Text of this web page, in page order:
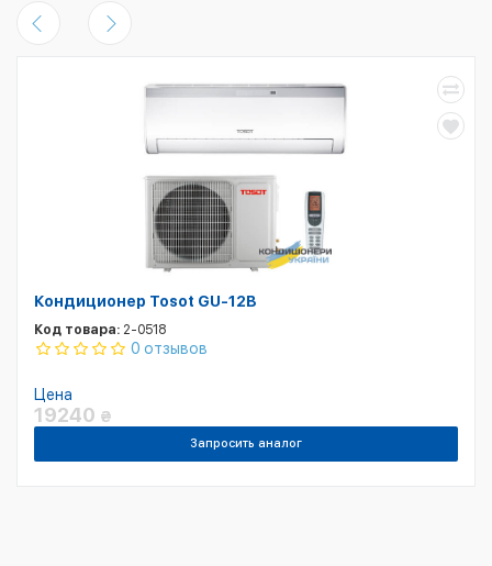
Кондиционер Tosot GU-12B
Код товара: 2-0518
0 отзывов
Цена
19240 ₴
Запросить аналог